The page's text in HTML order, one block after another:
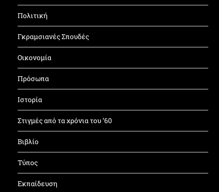
Πολιτική
Γκραμσιανές Σπουδές
Οικονομία
Πρόσωπα
Ιστορία
Στιγμές από τα χρόνια του ’60
Βιβλίο
Τύπος
Εκπαίδευση